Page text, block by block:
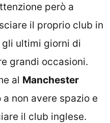
però a
il proprio club in
ultimi giorni di
grandi occasioni.
al Manchester
non avere spazio e
il club inglese.